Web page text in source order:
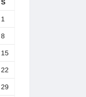
S
1
8
15
22
29